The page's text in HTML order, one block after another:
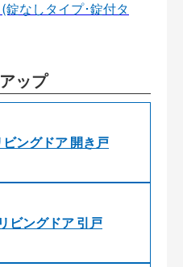
錠なしタイプ･錠付タ
ップ
ングドア 開き戸
ビングドア 引戸